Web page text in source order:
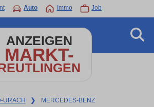
Auto Immo Job
ANZEIGEN
MARKT-
URACH ❯ MERCEDES-BENZ